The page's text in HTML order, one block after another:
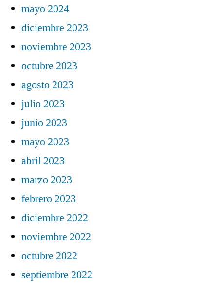
mayo 2024
diciembre 2023
noviembre 2023
octubre 2023
agosto 2023
julio 2023
junio 2023
mayo 2023
abril 2023
marzo 2023
febrero 2023
diciembre 2022
noviembre 2022
octubre 2022
septiembre 2022